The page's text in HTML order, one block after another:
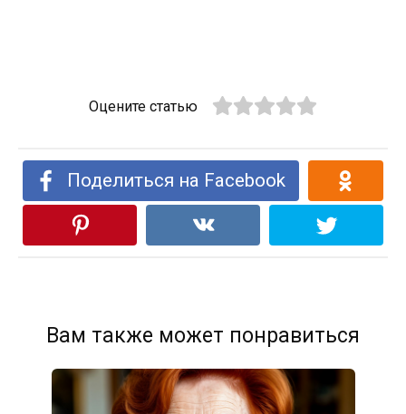
Оцените статью
Поделиться на Facebook
Вам также может понравиться